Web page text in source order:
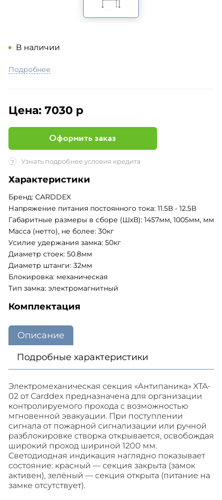
В наличии
Подробнее
Цена: 7030 р
Оформить заказ
? Узнать подробнее условия кредита
Характеристики
Бренд: CARDDEX
Напряжение питания постоянного тока: 11.5В - 12.5В
Габаритные размеры в сборе (ШхВ): 1457мм, 1005мм, мм
Масса (нетто), не более: 30кг
Усилие удержания замка: 50кг
Диаметр стоек: 50.8мм
Диаметр штанги: 32мм
Блокировка: механическая
Тип замка: электромагнитный
Комплектация
Описание
Подробные характеристики
Электромеханическая секция «Антипаника» XTA-
02 от Carddex предназначена для организации
контролируемого прохода с возможностью
мгновенной эвакуации. При поступлении
сигнала от пожарной сигнализации или ручной
разблокировке створка открывается, освобождая
широкий проход шириной 1200 мм.
Светодиодная индикация наглядно показывает
состояние: красный — секция закрыта (замок
активен), зелёный — секция открыта (питание на
замке отсутствует).